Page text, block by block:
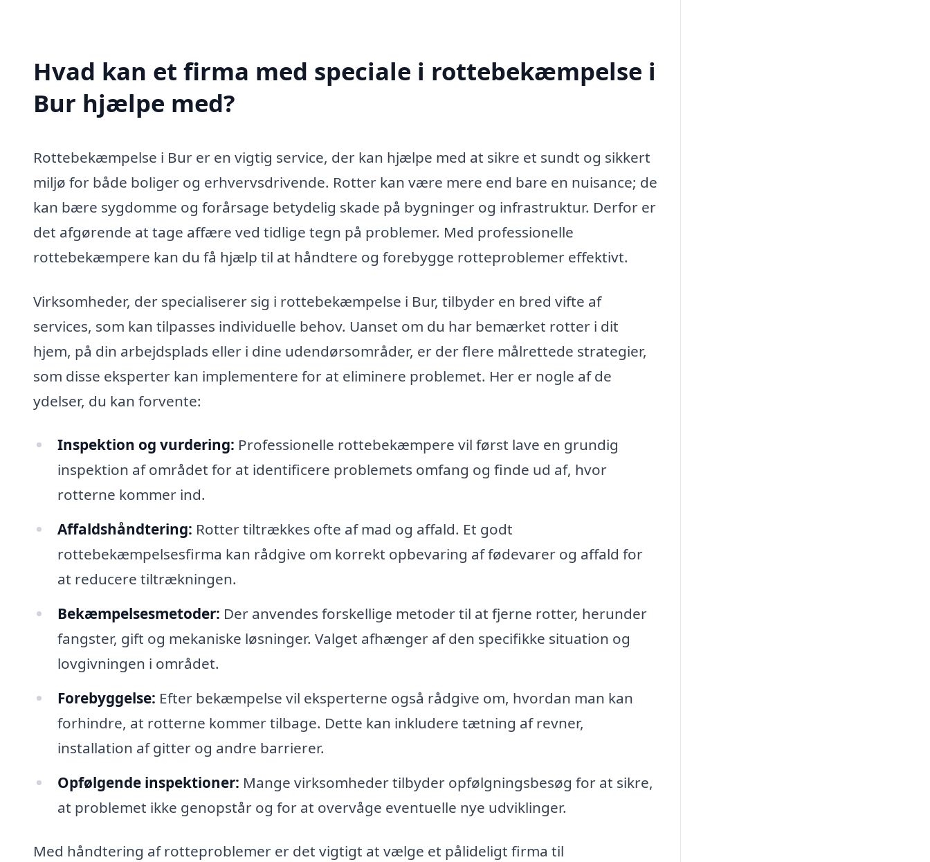
Hvad kan et firma med speciale i rottebekæmpelse i
Bur hjælpe med?
Rottebekæmpelse i Bur er en vigtig service, der kan hjælpe med at sikre et sundt og sikkert
miljø for både boliger og erhvervsdrivende. Rotter kan være mere end bare en nuisance; de
kan bære sygdomme og forårsage betydelig skade på bygninger og infrastruktur. Derfor er
det afgørende at tage affære ved tidlige tegn på problemer. Med professionelle
rottebekæmpere kan du få hjælp til at håndtere og forebygge rotteproblemer effektivt.
Virksomheder, der specialiserer sig i rottebekæmpelse i Bur, tilbyder en bred vifte af
services, som kan tilpasses individuelle behov. Uanset om du har bemærket rotter i dit
hjem, på din arbejdsplads eller i dine udendørsområder, er der flere målrettede strategier,
som disse eksperter kan implementere for at eliminere problemet. Her er nogle af de
ydelser, du kan forvente:
Inspektion og vurdering: Professionelle rottebekæmpere vil først lave en grundig
inspektion af området for at identificere problemets omfang og finde ud af, hvor
rotterne kommer ind.
Affaldshåndtering: Rotter tiltrækkes ofte af mad og affald. Et godt
rottebekæmpelsesfirma kan rådgive om korrekt opbevaring af fødevarer og affald for
at reducere tiltrækningen.
Bekæmpelsesmetoder: Der anvendes forskellige metoder til at fjerne rotter, herunder
fangster, gift og mekaniske løsninger. Valget afhænger af den specifikke situation og
lovgivningen i området.
Forebyggelse: Efter bekæmpelse vil eksperterne også rådgive om, hvordan man kan
forhindre, at rotterne kommer tilbage. Dette kan inkludere tætning af revner,
installation af gitter og andre barrierer.
Opfølgende inspektioner: Mange virksomheder tilbyder opfølgningsbesøg for at sikre,
at problemet ikke genopstår og for at overvåge eventuelle nye udviklinger.
Med håndtering af rotteproblemer er det vigtigt at vælge et pålideligt firma til